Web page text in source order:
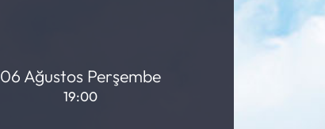
06 Ağustos Perşembe
19:00